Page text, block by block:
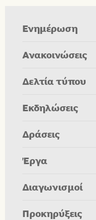
Ενημέρωση
Ανακοινώσεις
Δελτία τύπου
Εκδηλώσεις
Δράσεις
Έργα
Διαγωνισμοί
Προκηρύξεις